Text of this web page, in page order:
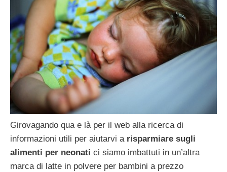
Girovagando qua e là per il web alla ricerca di
informazioni utili per aiutarvi a risparmiare sugli
alimenti per neonati ci siamo imbattuti in un’altra
marca di latte in polvere per bambini a prezzo